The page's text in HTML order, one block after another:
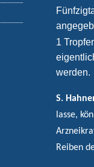
1
werden.
S.
lasse,
Reiben